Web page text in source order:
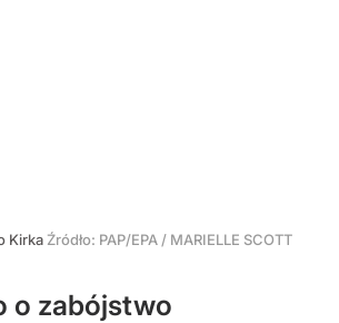
Kirka Źródło: PAP/EPA / MARIELLE SCOTT
o zabójstwo